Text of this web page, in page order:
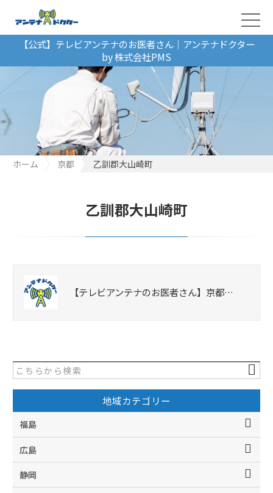
【公式】テレビアンテナのお医者さん｜アンテナドクター
by 株式会社PMS
ホーム 京都 乙訓郡大山崎町
乙訓郡大山崎町
【テレビアンテナのお医者さん】京都…
地域カテゴリー
福島
広島
静岡